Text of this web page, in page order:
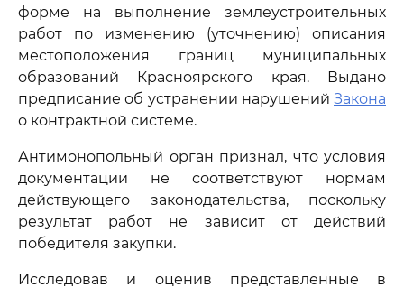
форме на выполнение землеустроительных
работ по изменению (уточнению) описания
местоположения границ муниципальных
образований Красноярского края. Выдано
предписание об устранении нарушений Закона
о контрактной системе.
Антимонопольный орган признал, что условия
документации не соответствуют нормам
действующего законодательства, поскольку
результат работ не зависит от действий
победителя закупки.
Исследовав и оценив представленные в